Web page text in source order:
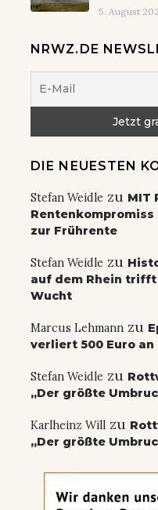
5. August
NRWZ.DE
DIE NEUESTEN
Stefan Weidle zu MIT
Rentenkompromiss
zur Frührente
Stefan Weidle zu
auf dem Rhein
Wucht
Marcus Lehmann zu
verliert 500 Euro
Stefan Weidle zu
„Der größte
Karlheinz Will zu
„Der größte